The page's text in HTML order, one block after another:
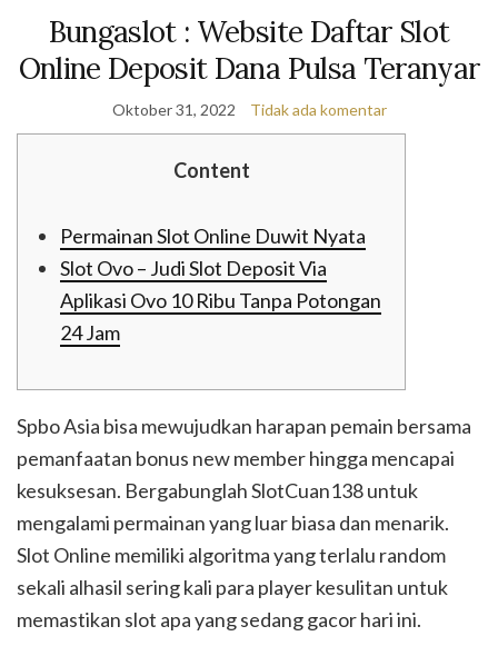
Bungaslot : Website Daftar Slot
Online Deposit Dana Pulsa Teranyar
Oktober 31, 2022 Tidak ada komentar
Content
Permainan Slot Online Duwit Nyata
Slot Ovo – Judi Slot Deposit Via
Aplikasi Ovo 10 Ribu Tanpa Potongan
24 Jam
Spbo Asia bisa mewujudkan harapan pemain bersama
pemanfaatan bonus new member hingga mencapai
kesuksesan. Bergabunglah SlotCuan138 untuk
mengalami permainan yang luar biasa dan menarik.
Slot Online memiliki algoritma yang terlalu random
sekali alhasil sering kali para player kesulitan untuk
memastikan slot apa yang sedang gacor hari ini.